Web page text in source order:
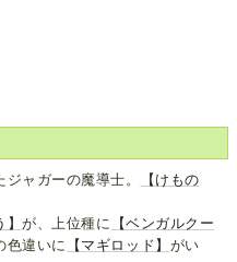
ャガーの魔導士。
【けもの
】が、上位種に
【ベンガルクー
色違いに 【マギロッド】 がい